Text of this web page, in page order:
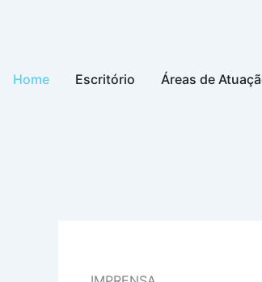
conteúdo
Home Escritório Áreas de